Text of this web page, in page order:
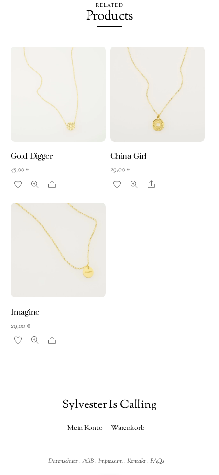
RELATED
Products
Gold Digger
45,00€
Share
China Girl
29,00€
Share
Imagine
29,00€
Share
Sylvester Is Calling
Mein Konto Warenkorb
Datenschutz.AGB.Impressum.Kontakt.FAQs